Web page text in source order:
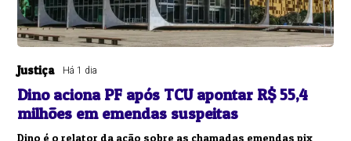
Justiça Há 1 dia
Dino aciona PF após TCU apontar R$ 55,4
milhões em emendas suspeitas
Dino é o relator da ação sobre as chamadas emendas pix